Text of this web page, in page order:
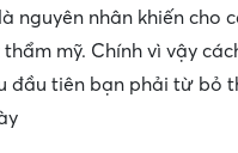
nguyên nhân khiến cho
mỹ. Chính vì vậy
đầu tiên bạn phải từ bỏ